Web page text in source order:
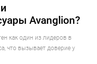
Avanglion?
как один из лидеров в
что вызывает доверие у